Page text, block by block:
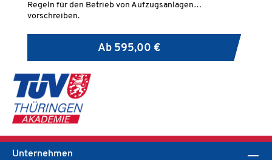
Regeln für den Betrieb von Aufzugsanlagen
vorschreiben.
Ab 595,00 €
Unternehmen